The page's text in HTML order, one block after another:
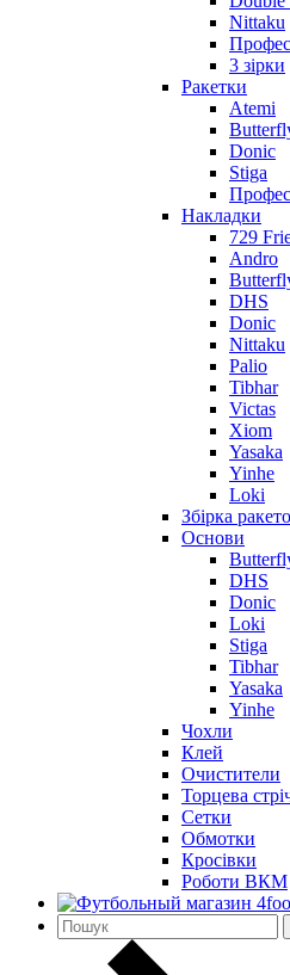
Nittaku
3 зірки
Ракетки
Atemi
Donic
Stiga
Накладки
729
Andro
DHS
Donic
Nittaku
Palio
Tibhar
Victas
Xiom
Yasaka
Yinhe
Loki
Збірка
Основи
DHS
Donic
Loki
Stiga
Tibhar
Yasaka
Yinhe
Чохли
Клей
Очистители
Торцева
Сетки
Обмотки
Кросівки
Роботи ВКМ